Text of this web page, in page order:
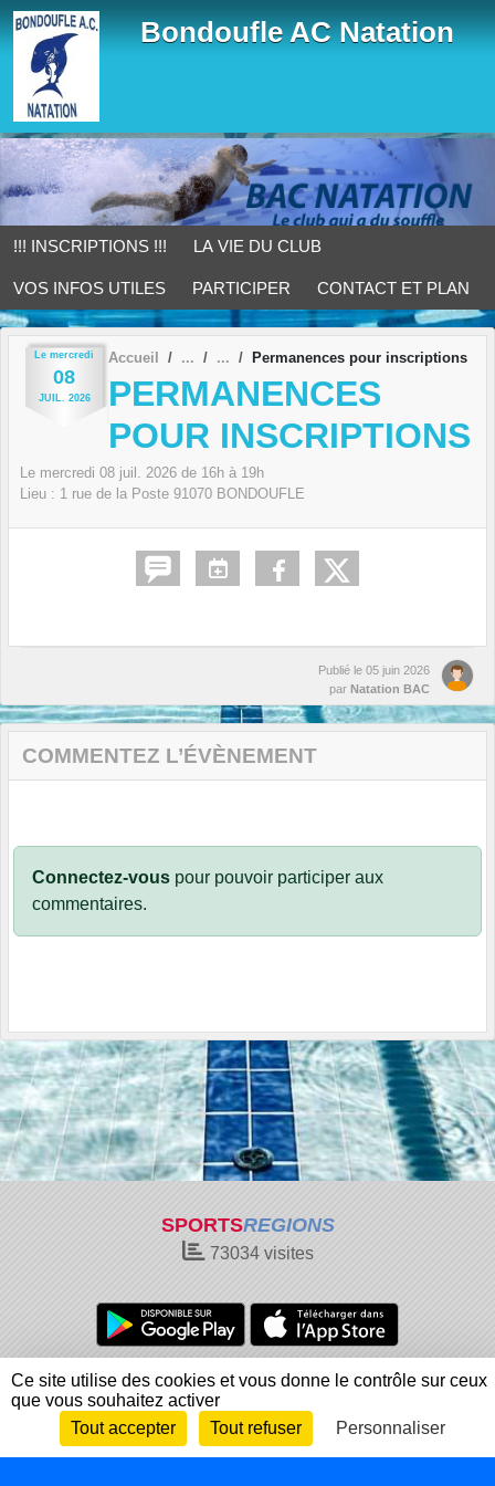
Bondoufle AC Natation
!!! INSCRIPTIONS !!! LA VIE DU CLUB
VOS INFOS UTILES PARTICIPER CONTACT ET PLAN
Le mercredi
08
JUIL. 2026
Accueil Permanences pour inscriptions
PERMANENCES
POUR INSCRIPTIONS
Le mercredi 08 juil. 2026 de 16h à 19h
Lieu : 1 rue de la Poste 91070 BONDOUFLE
Publié le 05 juin 2026
par Natation BAC
COMMENTEZ L’ÉVÈNEMENT
Connectez-vous pour pouvoir participer aux
commentaires.
SPORTSREGIONS
73034visites
Charte cookies
Gestion des cookies
Informations légales
Signaler un contenu inapproprié
Envie de participer ?
Connexion
Panneau de gestion des cookies
Ce site utilise des cookies et vous donne le contrôle sur ceux
que vous souhaitez activer
Tout accepter
Tout refuser Personnaliser